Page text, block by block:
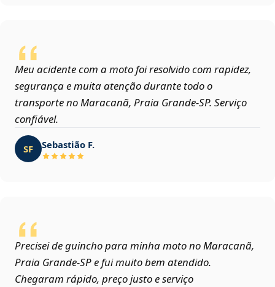
Meu acidente com a moto foi resolvido com rapidez,
segurança e muita atenção durante todo o
transporte no Maracanã, Praia Grande‑SP. Serviço
confiável.
SF Sebastião F.
Precisei de guincho para minha moto no Maracanã,
Praia Grande‑SP e fui muito bem atendido.
Chegaram rápido, preço justo e serviço